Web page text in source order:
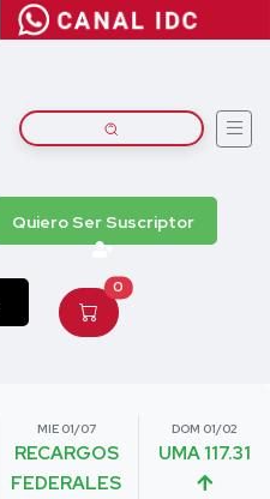
Quiero Ser Suscriptor
0
MIE 01/07
RECARGOS
FEDERALES
DOM 01/02
UMA 117.31